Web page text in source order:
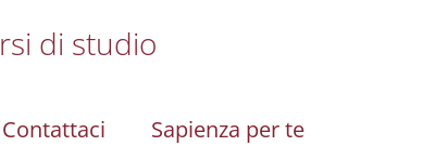
di studio
Contattaci Sapienza per te